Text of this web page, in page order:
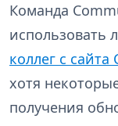
Команда
использовать
коллег с сайта
хотя
получения